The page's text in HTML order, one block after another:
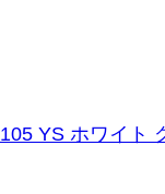
YS ホワイト